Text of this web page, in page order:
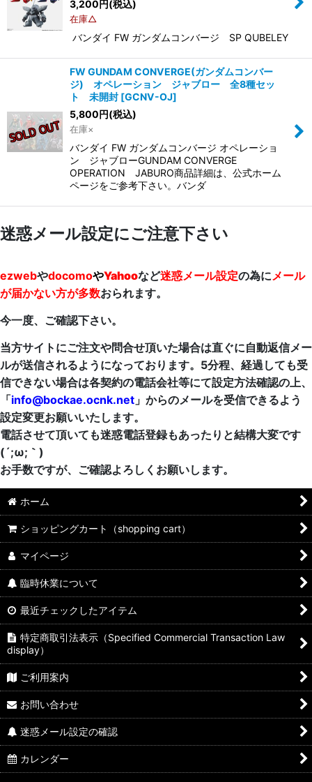
3,200円(税込)
在庫△
バンダイ FW ガンダムコンバージ SP QUBELEY
FW GUNDAM CONVERGE(ガンダムコンバー
ジ) オペレーション ジャブロー 全8種セッ
ト 未開封 [GCNV-OJ]
5,800円(税込)
在庫×
バンダイ FW ガンダムコンバージ オペレーショ
ン ジャブローGUNDAM CONVERGE
OPERATION JABURO商品詳細は、公式ホーム
ページをご参考下さい。バンダ
迷惑メール設定にご注意下さい
ezwebやdocomoやYahooなど迷惑メール設定の為に メール
が届かない方が多数おられます。
今一度、ご確認下さい。
当方サイトにご注文や問合せ頂いた場合は直ぐに自動返信メー
ルが送信されるようになっております。5分程、経過しても受
信できない場合は各契約の電話会社等にて設定方法確認の上、
「info@bockae.ocnk.net 」からのメールを受信できるよう
設定変更お願いいたします。
電話させて頂いても迷惑電話登録もあったりと結構大変です
(´;ω;｀)
お手数ですが、ご確認よろしくお願いします。
ホーム
ショッピングカート（shopping cart）
マイページ
臨時休業について
最近チェックしたアイテム
特定商取引法表示（Specified Commercial Transaction Law
display）
ご利用案内
お問い合わせ
迷惑メール設定の確認
カレンダー